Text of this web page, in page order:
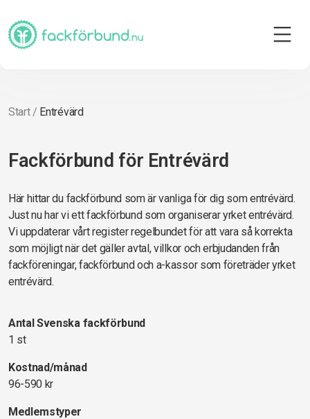
Start/ Entrévärd
Fackförbund för Entrévärd
Här hittar du fackförbund som är vanliga för dig som entrévärd.
Just nu har vi ett fackförbund som organiserar yrket entrévärd.
Vi uppdaterar vårt register regelbundet för att vara så korrekta
som möjligt när det gäller avtal, villkor och erbjudanden från
fackföreningar, fackförbund och a-kassor som företräder yrket
entrévärd.
Antal Svenska fackförbund
1 st
Kostnad/månad
96-590 kr
Medlemstyper